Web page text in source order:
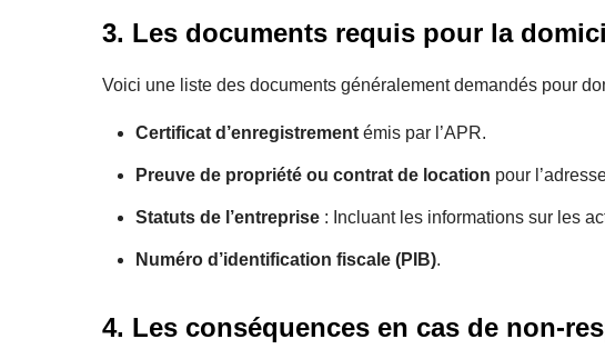
3. Les documents requis pour la
Voici une liste des documents généralement demandés pour
Certificat d’enregistrement émis par l’APR.
Preuve de propriété ou contrat de location pour
Statuts de l’entreprise : Incluant les informations sur les
Numéro d’identification fiscale (PIB).
4. Les conséquences en cas de non-